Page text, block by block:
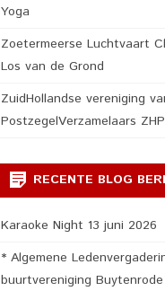
Yoga
Zoetermeerse Luchtvaart
Los van de Grond
ZuidHollandse vereniging
PostzegelVerzamelaars
RECENTE BLOG
Karaoke Night 13 juni 2026
* Algemene
buurtvereniging Buytenrode